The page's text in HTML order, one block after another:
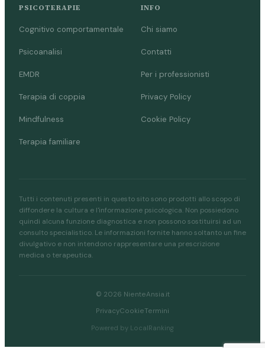
PSICOTERAPIE
Cognitivo comportamentale
Psicoanalisi
EMDR
Terapia di coppia
Mindfulness
Terapia familiare
INFO
Chi siamo
Contatti
Per i professionisti
Privacy Policy
Cookie Policy
Tutti i contenuti presenti in questo sito sono prodotti allo scopo di
diffondere la cultura e l'informazione psicologica. Non possiedono
quindi alcuna funzione diagnostica e non possono sostituirsi ad un
consulto specialistico. Le informazioni fornite hanno soltanto un fine
divulgativo e non intendono rappresentare una prescrizione
medica o terapeutica.
© 2026 NienteAnsia.it
PrivacyCookieTermini
Powered by LocalRanking